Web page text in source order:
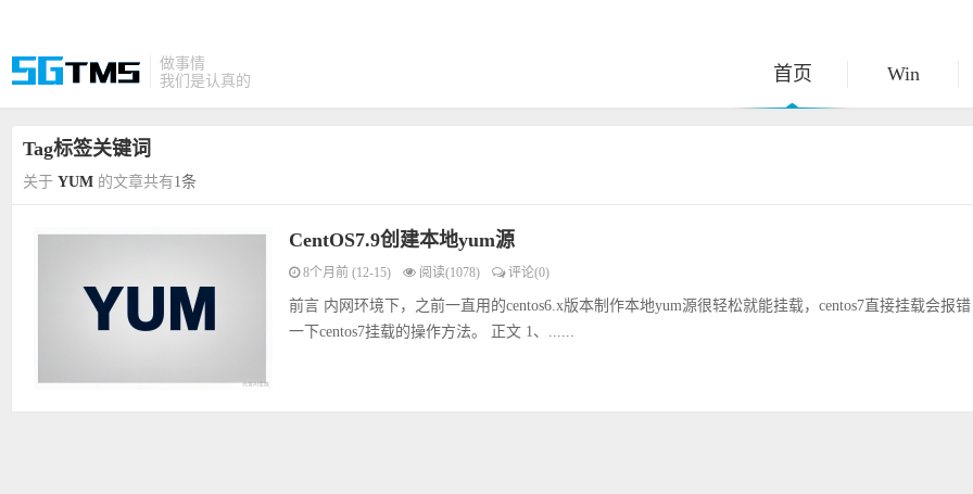
做事情
我们是认真的
首页 Win
Tag标签关键词
关于 YUM 的文章共有1条
CentOS7.9创建本地yum源
8个月前 (12-15) 阅读(1078) 评论(0)
前言 内网环境下，之前一直用的centos6.x版本制作本地yum源很轻松就能挂载，centos7直接挂载会报
一下centos7挂载的操作方法。 正文 1、......